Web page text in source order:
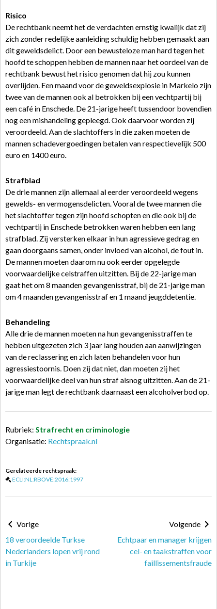
Risico
De rechtbank neemt het de verdachten ernstig kwalijk dat zij
zich zonder redelijke aanleiding schuldig hebben gemaakt aan
dit geweldsdelict. Door een bewusteloze man hard tegen het
hoofd te schoppen hebben de mannen naar het oordeel van de
rechtbank bewust het risico genomen dat hij zou kunnen
overlijden. Een maand voor de geweldsexplosie in Markelo zijn
twee van de mannen ook al betrokken bij een vechtpartij bij
een café in Enschede. De 21-jarige heeft tussendoor bovendien
nog een mishandeling gepleegd. Ook daarvoor worden zij
veroordeeld. Aan de slachtoffers in die zaken moeten de
mannen schadevergoedingen betalen van respectievelijk 500
euro en 1400 euro.
Strafblad
De drie mannen zijn allemaal al eerder veroordeeld wegens
gewelds- en vermogensdelicten. Vooral de twee mannen die
het slachtoffer tegen zijn hoofd schopten en die ook bij de
vechtpartij in Enschede betrokken waren hebben een lang
strafblad. Zij versterken elkaar in hun agressieve gedrag en
gaan doorgaans samen, onder invloed van alcohol, de fout in.
De mannen moeten daarom nu ook eerder opgelegde
voorwaardelijke celstraffen uitzitten. Bij de 22-jarige man
gaat het om 8 maanden gevangenisstraf, bij de 21-jarige man
om 4 maanden gevangenisstraf en 1 maand jeugddetentie.
Behandeling
Alle drie de mannen moeten na hun gevangenisstraffen te
hebben uitgezeten zich 3 jaar lang houden aan aanwijzingen
van de reclassering en zich laten behandelen voor hun
agressiestoornis. Doen zij dat niet, dan moeten zij het
voorwaardelijke deel van hun straf alsnog uitzitten. Aan de 21-
jarige man legt de rechtbank daarnaast een alcoholverbod op.
Rubriek: Strafrecht en criminologie
Organisatie: Rechtspraak.nl
Gerelateerde rechtspraak:
ECLI:NL:RBOVE:2016:1997
Vorige
18 veroordeelde Turkse
Nederlanders lopen vrij rond
in Turkije
Volgende
Echtpaar en manager krijgen
cel- en taakstraffen voor
faillissementsfraude